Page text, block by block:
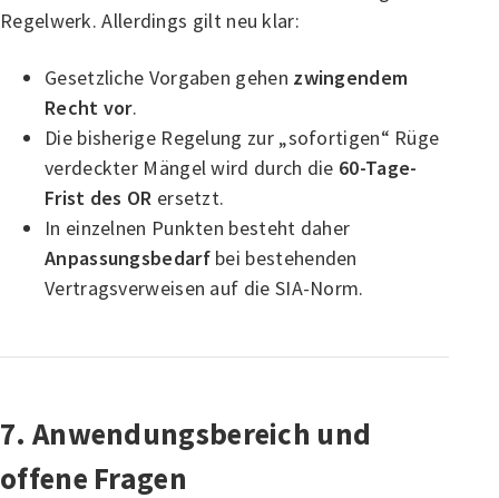
Regelwerk. Allerdings gilt neu klar:
Gesetzliche Vorgaben gehen zwingendem
Recht vor.
Die bisherige Regelung zur „sofortigen“ Rüge
verdeckter Mängel wird durch die 60-Tage-
Frist des OR ersetzt.
In einzelnen Punkten besteht daher
Anpassungsbedarfbei bestehenden
Vertragsverweisen auf die SIA-Norm.
7. Anwendungsbereich und
offene Fragen